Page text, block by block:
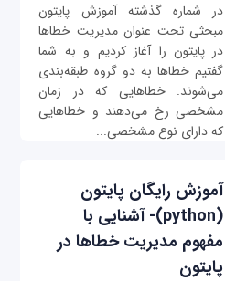
در شماره گذشته آموزش پایتون
مبحثی تحت عنوان مدیریت خطاها
در پایتون را آغاز کردیم و به شما
گفتیم خطاها به دو گروه طبقه‌بندی
می‌شوند. خطاهایی که در زمان
مشخصی رخ می‌دهند و خطاهایی
که دارای نوع مشخصی...
آموزش رایگان پایتون
(python)- آشنایی با
مفهوم مدیریت خطاها در
پایتون